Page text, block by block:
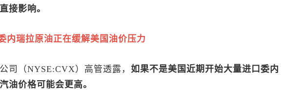
接影响。
内瑞拉原油正在缓解美国油价压力
司（NYSE:CVX）高管透露， 如果不是美国近期开始大量进口委内
油价格可能会更高。